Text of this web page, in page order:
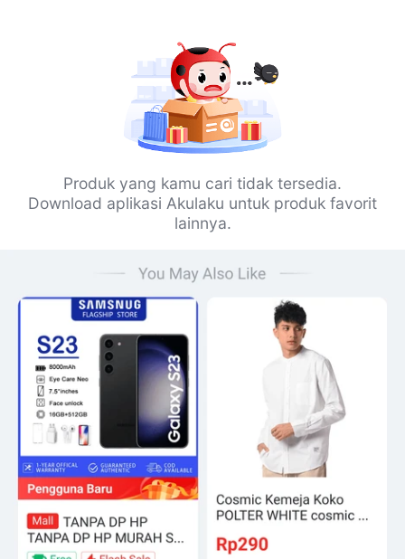
Produk yang kamu cari tidak tersedia.
Download aplikasi Akulaku untuk produk favorit
lainnya.